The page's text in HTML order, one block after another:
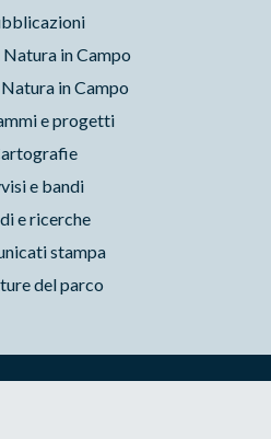
in Campo
in Campo
e progetti
e bandi
e ricerche
stampa
del parco